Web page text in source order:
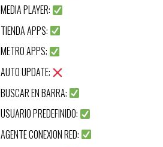
MEDIA PLAYER:
TIENDA APPS:
METRO APPS:
AUTO UPDATE:
BUSCAR EN BARRA:
USUARIO PREDEFINIDO:
AGENTE CONEXION RED: